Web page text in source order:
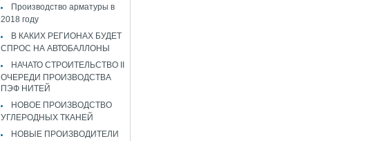
Производство арматуры в
2018 году
В КАКИХ РЕГИОНАХ БУДЕТ
СПРОС НА АВТОБАЛЛОНЫ
НАЧАТО СТРОИТЕЛЬСТВО II
ОЧЕРЕДИ ПРОИЗВОДСТВА
ПЭФ НИТЕЙ
НОВОЕ ПРОИЗВОДСТВО
УГЛЕРОДНЫХ ТКАНЕЙ
НОВЫЕ ПРОИЗВОДИТЕЛИ